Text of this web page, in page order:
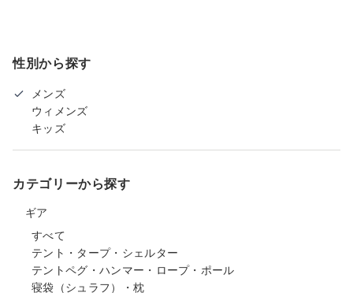
性別から探す
メンズ
ウィメンズ
キッズ
カテゴリーから探す
ギア
すべて
テント・タープ・シェルター
テントペグ・ハンマー・ロープ・ポール
寝袋（シュラフ）・枕